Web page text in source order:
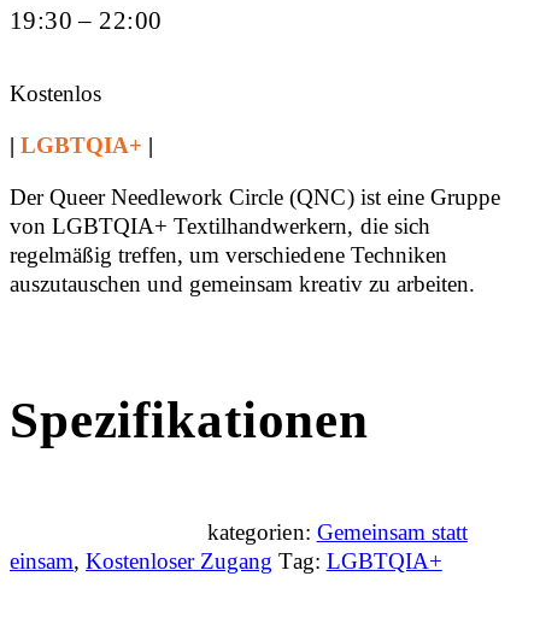
19:30 – 22:00
Kostenlos
|LGBTQIA+ |
Der Queer Needlework Circle (QNC) ist eine Gruppe
von LGBTQIA+ Textilhandwerkern, die sich
regelmäßig treffen, um verschiedene Techniken
auszutauschen und gemeinsam kreativ zu arbeiten.
Spezifikationen
kategorien: Gemeinsam statt
einsam,Kostenloser Zugang Tag: LGBTQIA+